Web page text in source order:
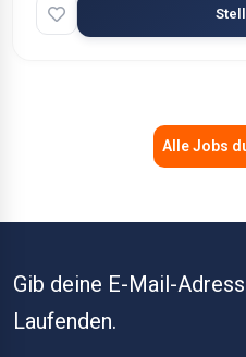
Alle Jobs
Gib deine E-Mail-
Laufenden.